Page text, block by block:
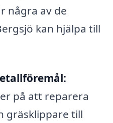
några av de
kan hjälpa till
på att reparera
gräsklippare till